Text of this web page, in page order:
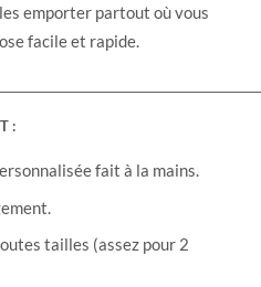
emporter partout où vous
facile et rapide.
:
fait à la mains.
tailles (assez pour 2